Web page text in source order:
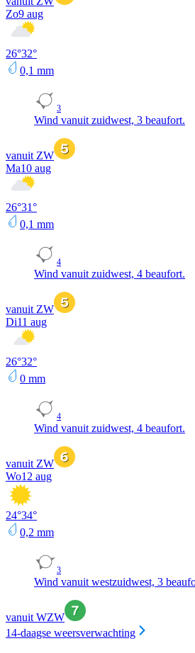
Zo9 aug
26°32°
0,1 mm
3
Wind vanuit zuidwest, 3 beaufort.
vanuit ZW
Ma10 aug
26°31°
0,1 mm
4
Wind vanuit zuidwest, 4 beaufort.
vanuit ZW
Di11 aug
26°32°
0 mm
4
Wind vanuit zuidwest, 4 beaufort.
vanuit ZW
Wo12 aug
24°34°
0,2 mm
3
Wind vanuit westzuidwest, 3
vanuit WZW
14-daagse weersverwachting